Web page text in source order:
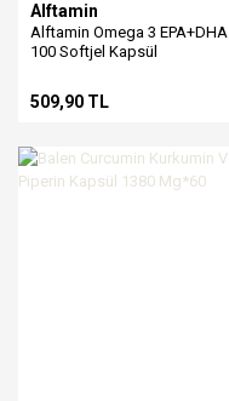
Alftamin
Alftamin Omega 3 EPA+DHA
100 Softjel Kapsül
509,90 TL